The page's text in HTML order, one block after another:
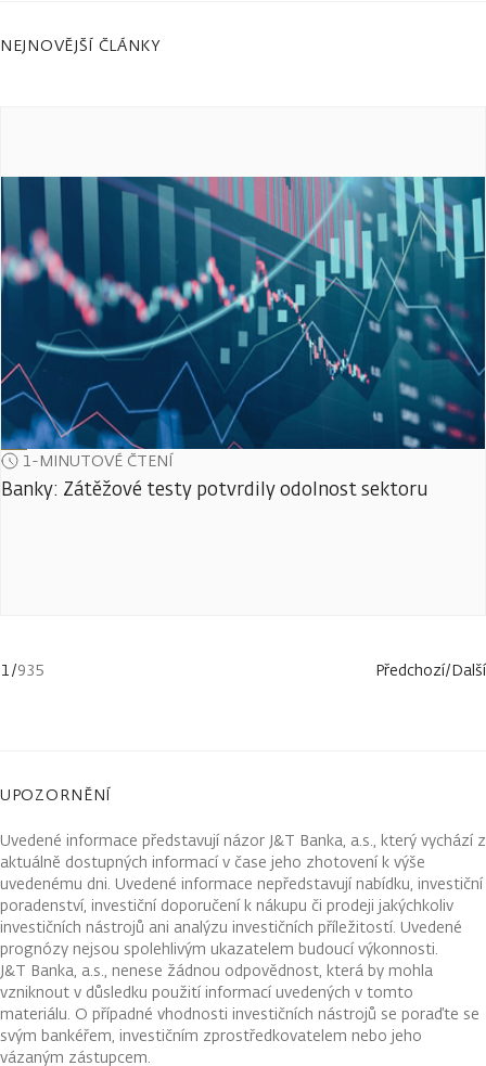
NEJNOVĚJŠÍ ČLÁNKY
1-MINUTOVÉ ČTENÍ
Banky: Zátěžové testy potvrdily odolnost sektoru
1/935 Předchozí/Další
UPOZORNĚNÍ
Uvedené informace představují názor J&T Banka, a.s., který vychází z
aktuálně dostupných informací v čase jeho zhotovení k výše
uvedenému dni. Uvedené informace nepředstavují nabídku, investiční
poradenství, investiční doporučení k nákupu či prodeji jakýchkoliv
investičních nástrojů ani analýzu investičních příležitostí. Uvedené
prognózy nejsou spolehlivým ukazatelem budoucí výkonnosti.
J&T Banka, a.s., nenese žádnou odpovědnost, která by mohla
vzniknout v důsledku použití informací uvedených v tomto
materiálu. O případné vhodnosti investičních nástrojů se poraďte se
svým bankéřem, investičním zprostředkovatelem nebo jeho
vázaným zástupcem.